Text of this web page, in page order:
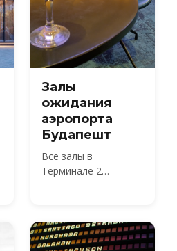
Залы
ожидания
аэропорта
Будапешт
Все залы в
Терминале 2
Premium, залы
Platinum 2A и 2B,